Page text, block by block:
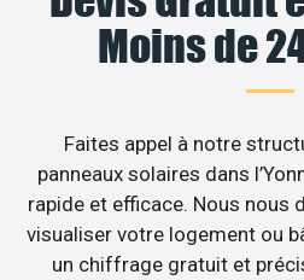
Moins de
Faites appel à notre
panneaux solaires dans
rapide et efficace. Nous nous
visualiser votre logement ou
un chiffrage gratuit et